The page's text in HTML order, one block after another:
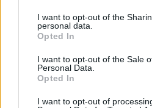
not limited to your visit or usage
grant or deny consent to Google
use your data for below specified
consent section.
I want to opt-out of the
personal data.
Opted In
I want to opt-out of the Sale
Personal Data.
Opted In
I want to opt-out of